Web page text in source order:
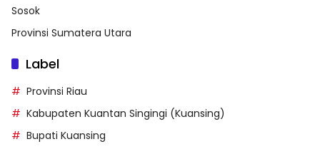
Sosok
Provinsi Sumatera Utara
Label
Provinsi Riau
Kabupaten Kuantan Singingi (Kuansing)
Bupati Kuansing